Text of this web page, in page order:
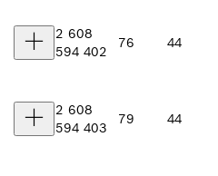
2 608
594 402
76 44
2 608
594 403
79 44